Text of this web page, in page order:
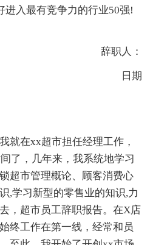
进入最有竞争力的行业50强!
辞职人：
日期
就在xx超市担任经理工作，
了，几年来，我系统地学习
超市管理概论、顾客消费心
,学习新型的零售业的知识,力
，超市员工辞职报告。在X店
终工作在第一线，经常和员